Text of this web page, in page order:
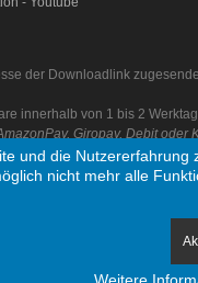
der Downloadlink
innerhalb von 1 bis 2
Giropay, Debit oder
und die Nutzererfahrung
nicht mehr alle